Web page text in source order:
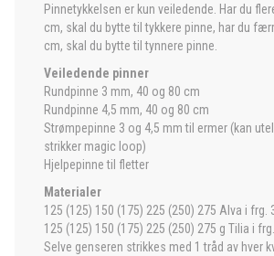
Pinnetykkelsen er kun veiledende. Har du
cm, skal du bytte til tykkere pinne, har du
cm, skal du bytte til tynnere pinne.
Veiledende pinner
Rundpinne 3 mm, 40 og 80 cm
Rundpinne 4,5 mm, 40 og 80 cm
Strømpepinne 3 og 4,5 mm til ermer (kan
strikker magic loop)
Hjelpepinne til fletter
Materialer
125 (125) 150 (175) 225 (250) 275 Alva i frg.
125 (125) 150 (175) 225 (250) 275 g Tilia i
Selve genseren strikkes med 1 tråd av hver